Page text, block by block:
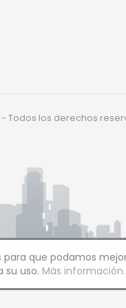
Todos los derechos
que podamos
su uso. Más información.